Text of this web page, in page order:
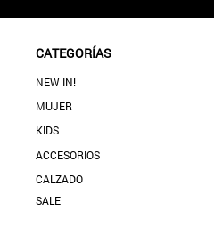
CATEGORÍAS
NEW IN!
MUJER
KIDS
ACCESORIOS
CALZADO
SALE